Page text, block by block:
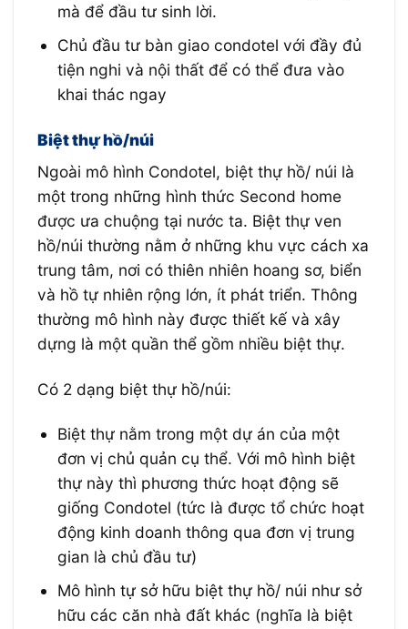
mà để đầu tư sinh lời.
Chủ đầu tư bàn giao condotel với đầy đủ
tiện nghi và nội thất để có thể đưa vào
khai thác ngay
Biệt thự hồ/núi
Ngoài mô hình Condotel, biệt thự hồ/ núi là
một trong những hình thức Second home
được ưa chuộng tại nước ta. Biệt thự ven
hồ/núi thường nằm ở những khu vực cách xa
trung tâm, nơi có thiên nhiên hoang sơ, biển
và hồ tự nhiên rộng lớn, ít phát triển. Thông
thường mô hình này được thiết kế và xây
dựng là một quần thể gồm nhiều biệt thự.
Có 2 dạng biệt thự hồ/núi:
Biệt thự nằm trong một dự án của một
đơn vị chủ quản cụ thể. Với mô hình biệt
thự này thì phương thức hoạt động sẽ
giống Condotel (tức là được tổ chức hoạt
động kinh doanh thông qua đơn vị trung
gian là chủ đầu tư)
Mô hình tự sở hữu biệt thự hồ/ núi như sở
hữu các căn nhà đất khác (nghĩa là biệt